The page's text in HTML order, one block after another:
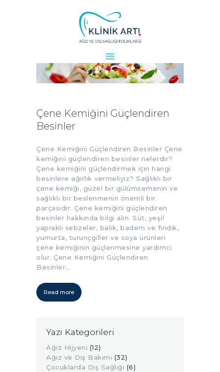
ANASAYFA
KURUMSAL
TEDAVILER
VAKALAR
AYDINLATMA
METNI
BLOG
KLINIĞIMIZ
İLETIŞIM
Çene Kemiğini Güçlendiren
Besinler
Çene Kemiğini Güçlendiren Besinler Çene
kemiğini güçlendiren besinler nelerdir?
Çene kemiğini güçlendirmek için hangi
besinlere ağırlık vermeliyiz? Sağlıklı bir
çene kemiği, güzel bir gülümsemenin ve
sağlıklı bir beslenmenin önemli bir
parçasıdır. Çene kemiğini güçlendiren
besinler hakkında bilgi alın. Süt, yeşil
yapraklı sebzeler, balık, badem ve fındık,
yumurta, turunçgiller ve soya ürünleri
çene kemiğinin güçlenmesine yardımcı
olur. Çene Kemiğini Güçlendiren
Besinler…
Read more
Yazı Kategorileri
Ağız Hijyeni (12)
Ağız ve Diş Bakımı (32)
Çocuklarda Diş Sağlığı (6)